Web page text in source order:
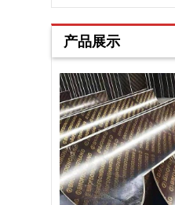
产品展示